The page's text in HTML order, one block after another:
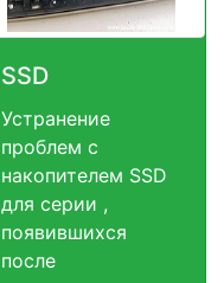
SSD
Устранение
проблем с
накопителем SSD
для серии ,
появившихся
после